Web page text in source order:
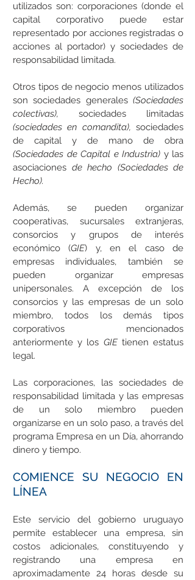
utilizados son: corporaciones (donde el
capital corporativo puede estar
representado por acciones registradas o
acciones al portador) y sociedades de
responsabilidad limitada.
Otros tipos de negocio menos utilizados
son sociedades generales (Sociedades
colectivas), sociedades limitadas
(sociedades en comandita), sociedades
de capital y de mano de obra
(Sociedades de Capital e Industria) y las
asociaciones de hecho (Sociedades de
Hecho).
Además, se pueden organizar
cooperativas, sucursales extranjeras,
consorcios y grupos de interés
económico (GIE) y, en el caso de
empresas individuales, también se
pueden organizar empresas
unipersonales. A excepción de los
consorcios y las empresas de un solo
miembro, todos los demás tipos
corporativos mencionados
anteriormente y los GIEtienen estatus
legal.
Las corporaciones, las sociedades de
responsabilidad limitada y las empresas
de un solo miembro pueden
organizarse en un solo paso, a través del
programa Empresa en un Día, ahorrando
dinero y tiempo.
COMIENCE SU NEGOCIO EN
LÍNEA
Este servicio del gobierno uruguayo
permite establecer una empresa, sin
costos adicionales, constituyendo y
registrando una empresa en
aproximadamente 24 horas desde su